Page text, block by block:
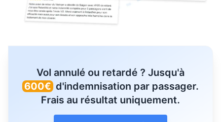
Vol annulé ou retardé ? Jusqu'à
600€ d'indemnisation par passager.
Frais au résultat uniquement.